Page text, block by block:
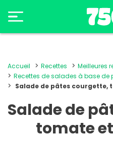
Accueil Recettes
Meilleures
Recettes de salades à base de
Salade de pâtes courgette,
Salade de
tomate